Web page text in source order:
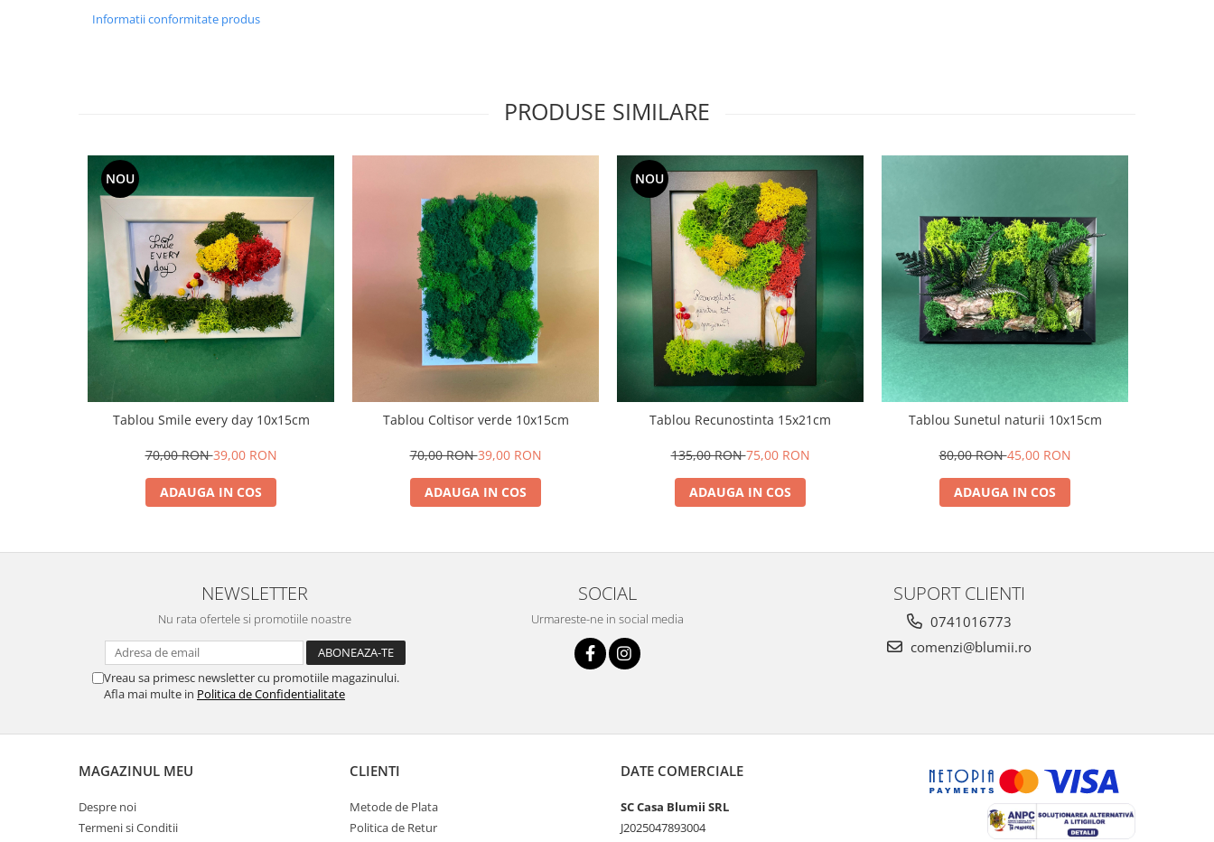
Informatii conformitate produs
PRODUSE SIMILARE
NOU
Tablou Smile every day 10x15cm
70,00 RON39,00 RON
ADAUGA IN COS
Tablou Coltisor verde 10x15cm
70,00 RON39,00 RON
ADAUGA IN COS
NOU
Tablou Recunostinta 15x21cm
135,00 RON75,00 RON
ADAUGA IN COS
Tablou Sunetul naturii 10x15cm
80,00 RON45,00 RON
ADAUGA IN COS
NEWSLETTER
Nu rata ofertele si promotiile noastre
Vreau sa primesc newsletter cu promotiile magazinului.
Afla mai multe in Politica de Confidentialitate
SOCIAL
Urmareste-ne in social media
SUPORT CLIENTI
0741016773
comenzi@blumii.ro
MAGAZINUL MEU
Despre noi
Termeni si Conditii
CLIENTI
Metode de Plata
Politica de Retur
DATE COMERCIALE
SC Casa Blumii SRL
J2025047893004